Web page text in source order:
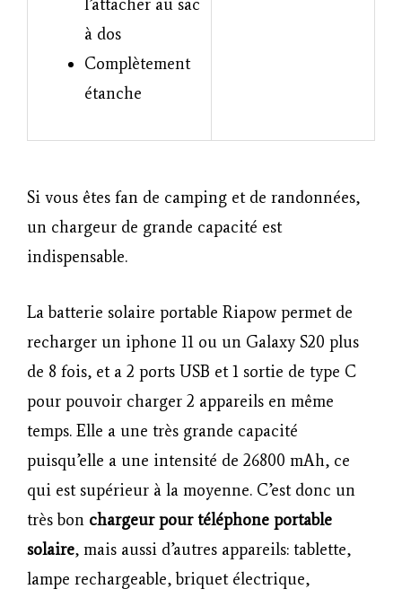
l’attacher au sac
à dos
Complètement
étanche
Si vous êtes fan de camping et de randonnées,
un chargeur de grande capacité est
indispensable.
La batterie solaire portable Riapow permet de
recharger un iphone 11 ou un Galaxy S20 plus
de 8 fois, et a 2 ports USB et 1 sortie de type C
pour pouvoir charger 2 appareils en même
temps. Elle a une très grande capacité
puisqu’elle a une intensité de 26800 mAh, ce
qui est supérieur à la moyenne. C’est donc un
très bon chargeur pour téléphone portable
solaire, mais aussi d’autres appareils: tablette,
lampe rechargeable, briquet électrique,